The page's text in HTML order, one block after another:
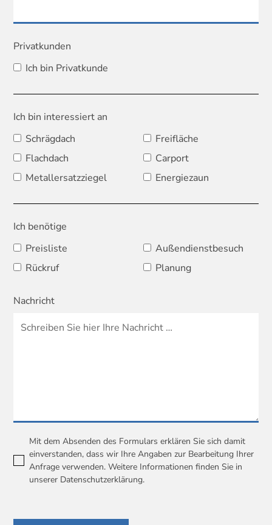
Privatkunden
Ich bin Privatkunde
Ich bin interessiert an
Schrägdach
Freifläche
Flachdach
Carport
Metallersatzziegel
Energiezaun
Ich benötige
Preisliste
Außendienstbesuch
Rückruf
Planung
Nachricht
Mit dem Absenden des Formulars erklären Sie sich damit
einverstanden, dass wir Ihre Angaben zur Bearbeitung Ihrer
Anfrage verwenden. Weitere Informationen finden Sie in
unserer Datenschutzerklärung.